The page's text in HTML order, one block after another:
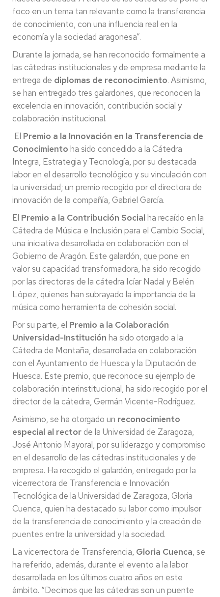
foco en un tema tan relevante como la transferencia
de conocimiento, con una influencia real en la
economía y la sociedad aragonesa”.
Durante la jornada, se han reconocido formalmente a
las cátedras institucionales y de empresa mediante la
entrega de diplomas de reconocimiento. Asimismo,
se han entregado tres galardones, que reconocen la
excelencia en innovación, contribución social y
colaboración institucional.
El Premio a la Innovación en la Transferencia de
Conocimiento ha sido concedido a la Cátedra
Integra, Estrategia y Tecnología, por su destacada
labor en el desarrollo tecnológico y su vinculación con
la universidad; un premio recogido por el directora de
innovación de la compañía, Gabriel García.
El Premio a la Contribución Social ha recaído en la
Cátedra de Música e Inclusión para el Cambio Social,
una iniciativa desarrollada en colaboración con el
Gobierno de Aragón. Este galardón, que pone en
valor su capacidad transformadora, ha sido recogido
por las directoras de la cátedra Icíar Nadal y Belén
López, quienes han subrayado la importancia de la
música como herramienta de cohesión social.
Por su parte, el Premio a la Colaboración
Universidad-Institución ha sido otorgado a la
Cátedra de Montaña, desarrollada en colaboración
con el Ayuntamiento de Huesca y la Diputación de
Huesca. Este premio, que reconoce su ejemplo de
colaboración interinstitucional, ha sido recogido por el
director de la cátedra, Germán Vicente-Rodríguez.
Asimismo, se ha otorgado un reconocimiento
especial al rectorde la Universidad de Zaragoza,
José Antonio Mayoral, por su liderazgo y compromiso
en el desarrollo de las cátedras institucionales y de
empresa. Ha recogido el galardón, entregado por la
vicerrectora de Transferencia e Innovación
Tecnológica de la Universidad de Zaragoza, Gloria
Cuenca, quien ha destacado su labor como impulsor
de la transferencia de conocimiento y la creación de
puentes entre la universidad y la sociedad.
La vicerrectora de Transferencia, Gloria Cuenca, se
ha referido, además, durante el evento a la labor
desarrollada en los últimos cuatro años en este
ámbito. “Decimos que las cátedras son un puente